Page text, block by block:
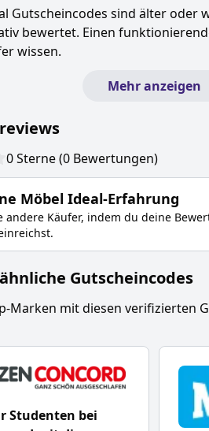
Gutscheincodes sind älter oder
bewertet. Einen
wissen.
Mehr anzeigen
reviews
0Sterne(0 Bewertungen)
Möbel Ideal-Erfahrung
andere Käufer, indem du deine
Gutscheincodes
Marken mit diesen verifizierten
Studenten bei